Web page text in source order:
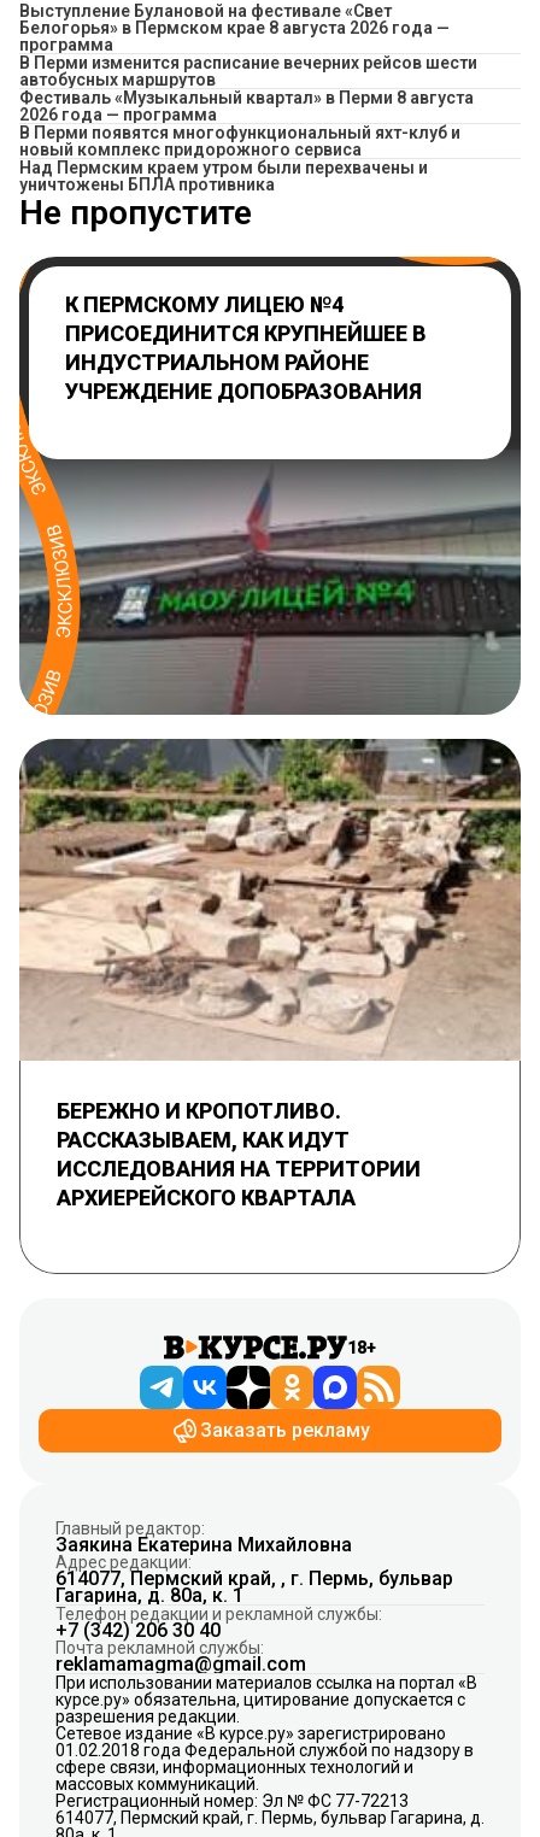
Выступление Булановой на фестивале «Свет
Белогорья» в Пермском крае 8 августа 2026 года —
программа
​В Перми изменится расписание вечерних рейсов шести
автобусных маршрутов
Фестиваль «Музыкальный квартал» в Перми 8 августа
2026 года — программа
В Перми появятся многофункциональный яхт-клуб и
новый комплекс придорожного сервиса
Над Пермским краем утром были перехвачены и
уничтожены БПЛА противника
Не пропустите
К ПЕРМСКОМУ ЛИЦЕЮ №4
ПРИСОЕДИНИТСЯ КРУПНЕЙШЕЕ В
ИНДУСТРИАЛЬНОМ РАЙОНЕ
УЧРЕЖДЕНИЕ ДОПОБРАЗОВАНИЯ
БЕРЕЖНО И КРОПОТЛИВО.
РАССКАЗЫВАЕМ, КАК ИДУТ
ИССЛЕДОВАНИЯ НА ТЕРРИТОРИИ
АРХИЕРЕЙСКОГО КВАРТАЛА
18+
Заказать рекламу
Главный редактор:
Заякина Екатерина Михайловна
Адрес редакции:
614077, Пермский край, , г. Пермь, бульвар
Гагарина, д. 80а, к. 1
Телефон редакции и рекламной службы:
+7 (342) 206 30 40
Почта рекламной службы:
reklamamagma@gmail.com
При использовании материалов ссылка на портал «В
курсе.ру» обязательна, цитирование допускается с
разрешения редакции.
Сетевое издание «В курсе.ру» зарегистрировано
01.02.2018 года Федеральной службой по надзору в
сфере связи, информационных технологий и
массовых коммуникаций.
Регистрационный номер: Эл № ФС 77-72213
614077, Пермский край, г. Пермь, бульвар Гагарина, д.